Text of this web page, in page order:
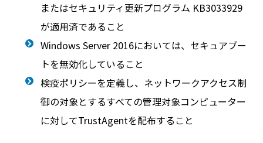
またはセキュリティ更新プログラム KB3033929
が適用済であること
Windows Server 2016においては、セキュアブー
トを無効化していること
検疫ポリシーを定義し、ネットワークアクセス制
御の対象とするすべての管理対象コンピューター
に対してTrustAgentを配布すること